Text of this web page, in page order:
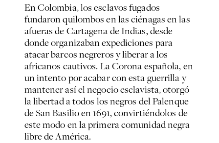
En Colombia, los esclavos fugados
fundaron quilombos en las ciénagas en las
afueras de Cartagena de Indias, desde
donde organizaban expediciones para
atacar barcos negreros y liberar a los
africanos cautivos. La Corona española, en
un intento por acabar con esta guerrilla y
mantener así el negocio esclavista, otorgó
la libertad a todos los negros del Palenque
de San Basilio en 1691, convirtiéndolos de
este modo en la primera comunidad negra
libre de América.